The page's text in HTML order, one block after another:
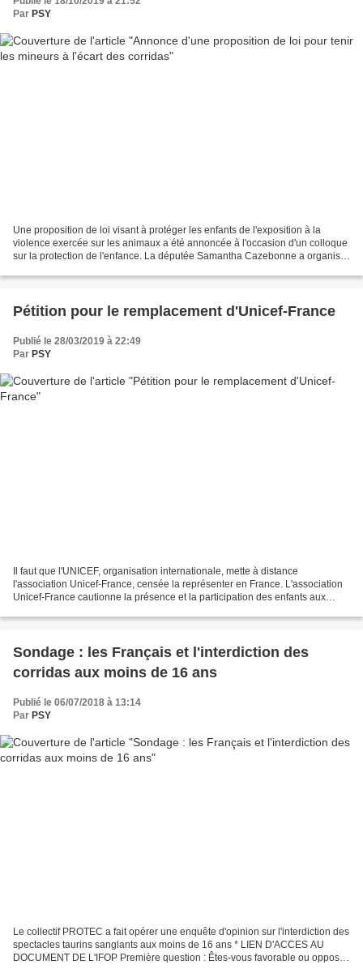
Par PSY
Une proposition de loi visant à protéger les enfants de l'exposition à la
violence exercée sur les animaux a été annoncée à l'occasion d'un colloque
sur la protection de l'enfance. La députée Samantha Cazebonne a organisé
Pétition pour le remplacement d'Unicef-France
Publié le 28/03/2019 à 22:49
Par PSY
Il faut que l'UNICEF, organisation internationale, mette à distance
l'association Unicef-France, censée la représenter en France. L'association
Unicef-France cautionne la présence et la participation des enfants aux
Sondage : les Français et l'interdiction des
corridas aux moins de 16 ans
Publié le 06/07/2018 à 13:14
Par PSY
Le collectif PROTEC a fait opérer une enquête d'opinion sur l'interdiction des
spectacles taurins sanglants aux moins de 16 ans * LIEN D'ACCES AU
DOCUMENT DE L'IFOP Première question : Êtes-vous favorable ou opposé